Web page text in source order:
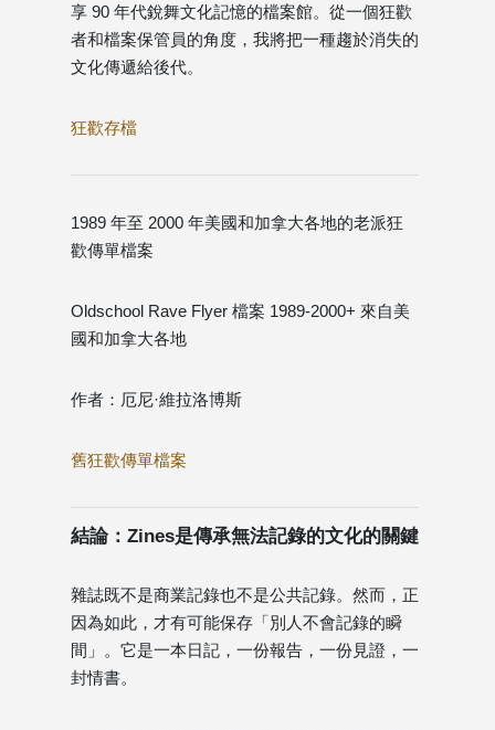
享 90 年代銳舞文化記憶的檔案館。從一個狂歡
者和檔案保管員的角度，我將把一種趨於消失的
文化傳遞給後代。
狂歡存檔
1989 年至 2000 年美國和加拿大各地的老派狂
歡傳單檔案
Oldschool Rave Flyer 檔案 1989-2000+ 來自美
國和加拿大各地
作者：厄尼·維拉洛博斯
舊狂歡傳單檔案
結論：Zines是傳承無法記錄的文化的關鍵
雜誌既不是商業記錄也不是公共記錄。然而，正
因為如此，才有可能保存「別人不會記錄的瞬
間」。它是一本日記，一份報告，一份見證，一
封情書。